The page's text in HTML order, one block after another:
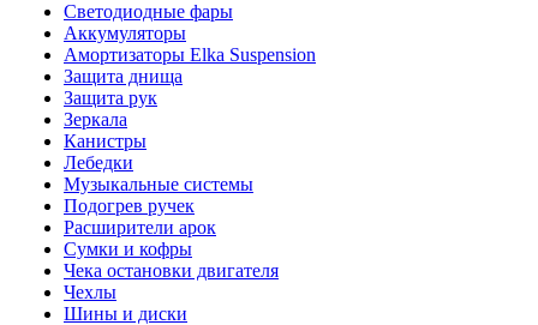
Cветодиодные фары
Аккумуляторы
Амортизаторы Elka Suspension
Защита днища
Защита рук
Зеркала
Канистры
Лебедки
Музыкальные системы
Подогрев ручек
Расширители арок
Сумки и кофры
Чека остановки двигателя
Чехлы
Шины и диски